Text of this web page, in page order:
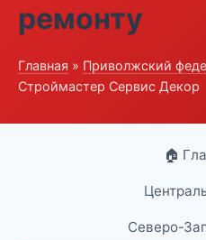
ремонту
Главная » Приволжский
Строймастер Сервис Декор
🏠
Северо-